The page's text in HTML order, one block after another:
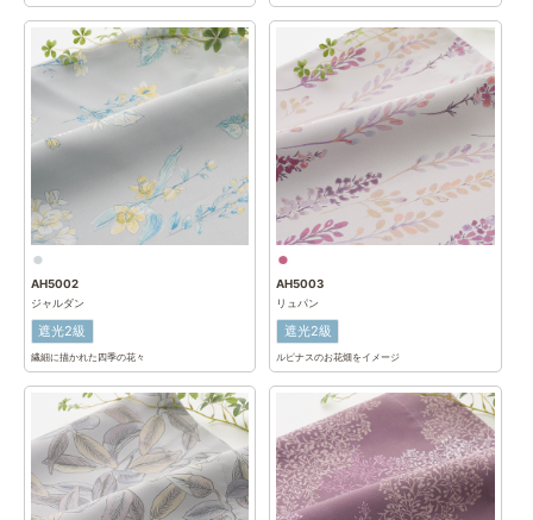
AH5002
ジャルダン
遮光2級
繊細に描かれた四季の花々
AH5003
リュパン
遮光2級
ルピナスのお花畑をイメージ